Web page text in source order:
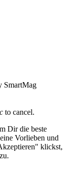
SmartMag
to cancel.
Dir die beste
Vorlieben und
klickst,